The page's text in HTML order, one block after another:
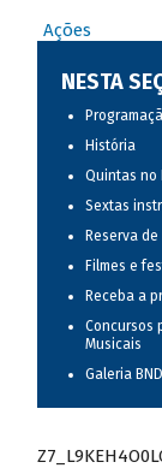
Ações
NESTA
História
Quintas no
Sextas
Reserva
Filmes e
Receba a
Concursos
Musicais
Galeria